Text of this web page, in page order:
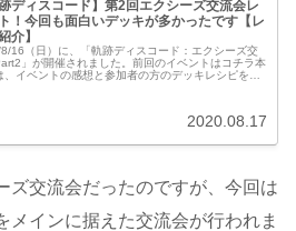
跡ディスコード】第2回エクシーズ交流会レ
！今回も面白いデッキが多かったです【レ
介】
16（日）に、「軌跡ディスコード：エクシーズ交
」が開催されました。前回のイベントはコチラ本
、イベントの感想と参加者の方のデッキレシピをご
2020.08.17
ズ交流会だったのですが、今回は
メインに据えた交流会が行われま